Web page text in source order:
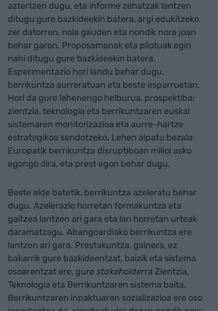
aztertzen dugu, eta informe zehatzak lantzen
ditugu gure bazkideekin batera, argi edukitzeko
zer datorren, nola gauden eta nondik nora joan
behar garen. Proposamenak eta pilotuak egin
nahi ditugu gure bazkideekin batera.
Esperimentazio hori landu behar dugu,
berrikuntza aurreratuan eta beste esparruetan.
Hori da gure lehenengo helburua, prospektiba:
zientzia, teknologia eta berrikuntzaren euskal
sistemaren monitorizazioa eta aurre-hartze
estrategikoa sendotzeko. Lehen aipatu bezala
Europatik berrikuntza disruptiboan milioi asko
egongo dira, eta prest egon behar dugu.
Beste alde batetik, berrikuntza azeleratu behar
dugu. Azelerazio horretan formakuntza eta
gaitzea lantzen ari gara eta lan horretan urteak
daramatzagu. Abangoardiako berrikuntza ere
lantzen ari gara. Prestakuntza, gainera, ez
bakarrik gure bazkideentzat, baizik eta sistema
osoarentzat ere, gure stakeholderra Zientzia,
Teknologia eta Berrikuntzaren sistema baita.
Berrikuntzaren inpaktuaren sozializazioa ere oso